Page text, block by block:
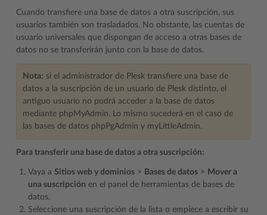
Cuando transfiere una base de datos a otra suscripción, sus
usuarios también son trasladados. No obstante, las cuentas de
usuario universales que dispongan de acceso a otras bases de
datos no se transferirán junto con la base de datos.
Nota: si el administrador de Plesk transfiere una base de
datos a la suscripción de un usuario de Plesk distinto, el
antiguo usuario no podrá acceder a la base de datos
mediante phpMyAdmin. Lo mismo sucederá en el caso de
las bases de datos phpPgAdmin y myLittleAdmin.
Para transferir una base de datos a otra suscripción:
Vaya a Sitios web y dominios > Bases de datos > Mover a
una suscripción en el panel de herramientas de bases de
datos.
Seleccione una suscripción de la lista o empiece a escribir su